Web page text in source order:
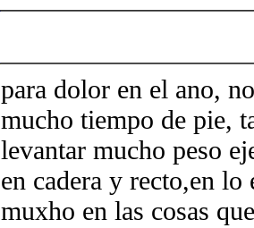
para dolor en el ano,
mucho tiempo de pie,
levantar mucho peso
en cadera y recto,en lo
muxho en las cosas